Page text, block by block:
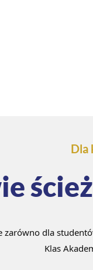
Dla
dla
Klas